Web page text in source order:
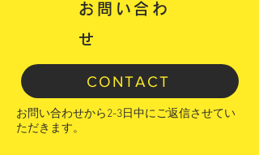
お問い合わ
せ
CONTACT
お問い合わせから2-3日中にご返信させてい
ただきます。